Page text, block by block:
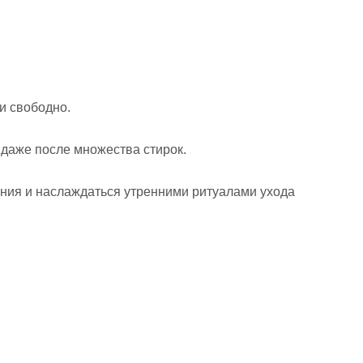
свободно.
после множества стирок.
и наслаждаться утренними ритуалами ухода